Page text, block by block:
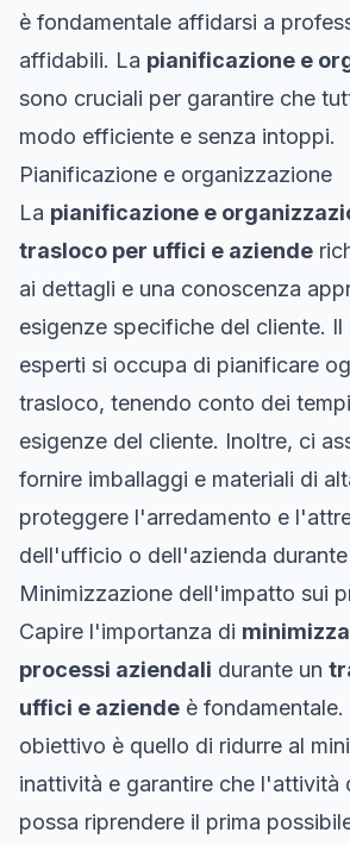
è fondamentale affidarsi a
affidabili. La pianificazione e
sono cruciali per garantire che
modo efficiente e senza intoppi.
Pianificazione e organizzazione
La pianificazione e
trasloco per uffici e aziende
ai dettagli e una conoscenza
esigenze specifiche del cliente.
esperti si occupa di pianificare
trasloco, tenendo conto dei
esigenze del cliente. Inoltre, ci
fornire imballaggi e materiali di
proteggere l'arredamento e
dell'ufficio o dell'azienda
Minimizzazione dell'impatto sui
Capire l'importanza di
processi aziendali durante un
uffici e aziende è
obiettivo è quello di ridurre al
inattività e garantire che l'attività
possa riprendere il prima